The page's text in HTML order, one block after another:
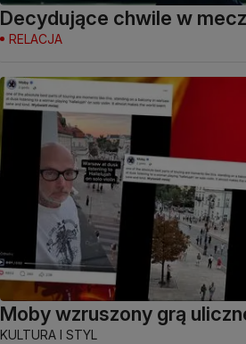
Decydujące chwile w
RELACJA
Moby wzruszony grą
KULTURA I STYL